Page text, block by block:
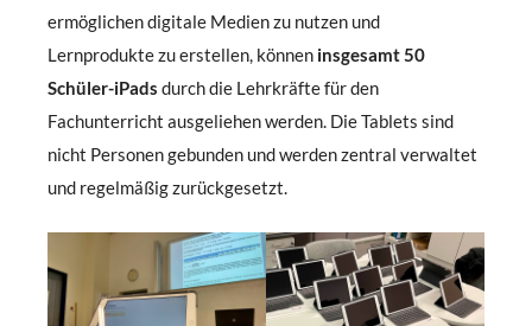
ermöglichen digitale Medien zu nutzen und
Lernprodukte zu erstellen, können insgesamt 50
Schüler-iPads durch die Lehrkräfte für den
Fachunterricht ausgeliehen werden. Die Tablets sind
nicht Personen gebunden und werden zentral verwaltet
und regelmäßig zurückgesetzt.